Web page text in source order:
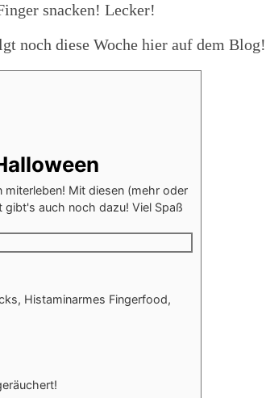
snacken! Lecker!
noch diese Woche hier auf dem Blog!
Mit diesen (mehr oder
auch noch dazu! Viel Spaß
Histaminarmes Fingerfood,